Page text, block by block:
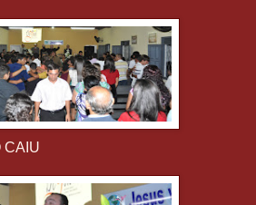
CAIU